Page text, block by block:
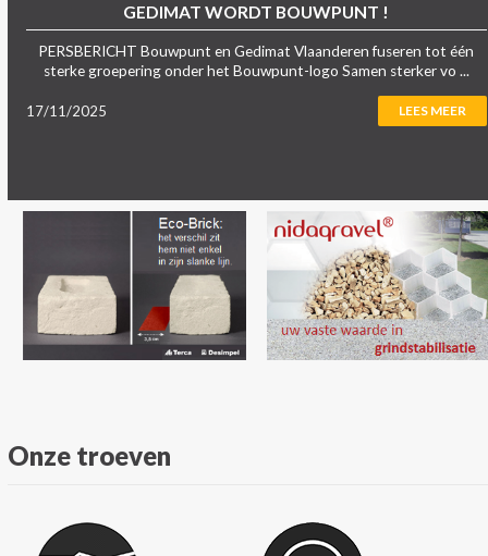
GEDIMAT WORDT BOUWPUNT !
PERSBERICHT Bouwpunt en Gedimat Vlaanderen fuseren tot één
sterke groepering onder het Bouwpunt-logo Samen sterker vo ...
17/11/2025 LEES MEER
Onze troeven